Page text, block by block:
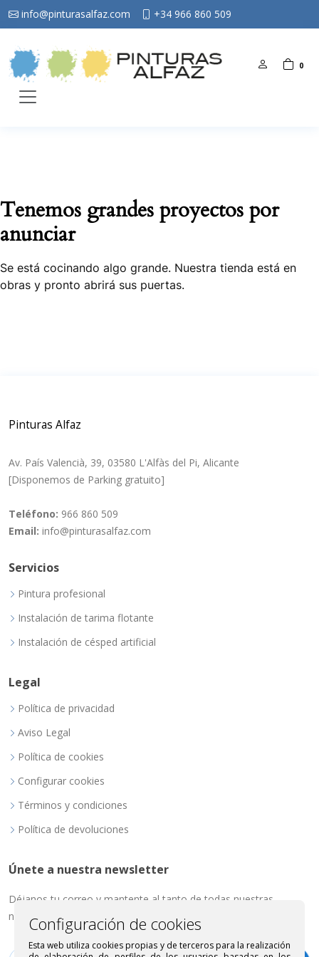
info@pinturasalfaz.com +34 966 860 509
0
Tenemos grandes proyectos por
anunciar
Se está cocinando algo grande. Nuestra tienda está en
obras y pronto abrirá sus puertas.
Pinturas Alfaz
Av. País Valencià, 39, 03580 L'Alfàs del Pi, Alicante
[Disponemos de Parking gratuito]
Teléfono: 966 860 509
Email: info@pinturasalfaz.com
Servicios
Pintura profesional
Instalación de tarima flotante
Instalación de césped artificial
Legal
Política de privacidad
Aviso Legal
Política de cookies
Configurar cookies
Términos y condiciones
Política de devoluciones
Únete a nuestra newsletter
Déjanos tu correo y mantente al tanto de todas nuestras
novedades.
Configuración de cookies
Esta web utiliza cookies propias y de terceros para la realización